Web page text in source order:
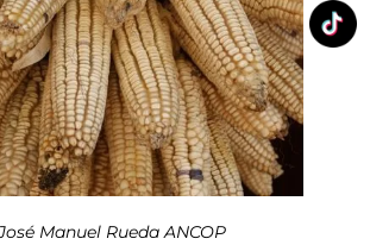
Manuel Rueda ANCOP